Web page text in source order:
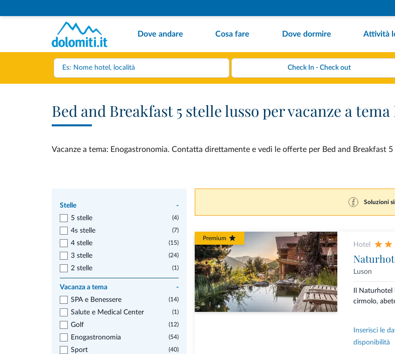
Dove andare Cosa fare Dove dormire Attività
Bed and Breakfast 5 stelle lusso per vacanze a
Vacanze a tema: Enogastronomia. Contatta direttamente e vedi le offerte per Bed and Breakfast
Stelle
-
5 stelle
(4)
4s stelle (7)
4 stelle (15)
3 stelle (24)
2 stelle (1)
Vacanza a tema
-
SPA e Benessere
(14)
Salute e Medical Center (1)
Golf (12)
Enogastronomia (54)
Sport (40)
Soluzioni
Premium
Hotel
Luson
Il
cirmolo,
Inserisci le
disponibilità